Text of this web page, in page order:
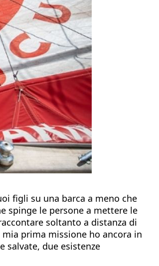
figli su una barca a meno che
spinge le persone a mettere le
soltanto a distanza di
prima missione ho ancora in
salvate, due esistenze